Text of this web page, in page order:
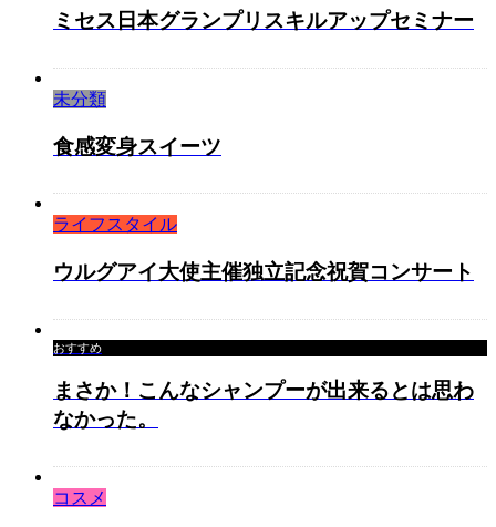
ミセス日本グランプリスキルアップセミナー
未分類
食感変身スイーツ
ライフスタイル
ウルグアイ大使主催独立記念祝賀コンサート
おすすめ
まさか！こんなシャンプーが出来るとは思わ
なかった。
コスメ